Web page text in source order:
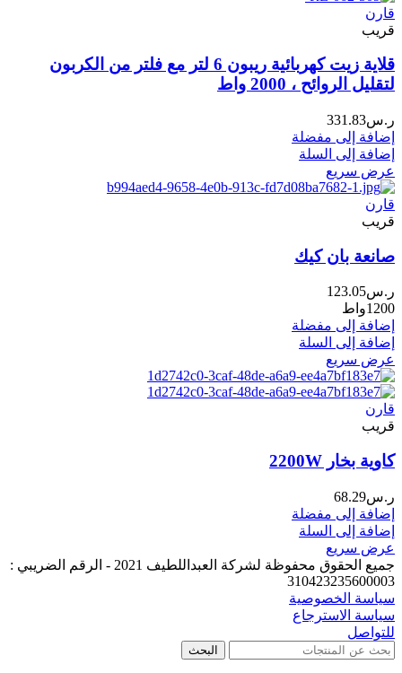
قارن
قريب
قلاية زيت كهربائية ريبون 6 لتر مع فلتر من الكربون
لتقليل الروائح ، 2000 واط
ر.س331.83
إضافة إلى مفضلة
إضافة إلى السلة
عرض سريع
قارن
قريب
صانعة بان كيك
ر.س123.05
1200واط
إضافة إلى مفضلة
إضافة إلى السلة
عرض سريع
قارن
قريب
كاوية بخار 2200W
ر.س68.29
إضافة إلى مفضلة
إضافة إلى السلة
عرض سريع
جميع الحقوق محفوظة لشركة العبداللطيف 2021 - الرقم الضريبي :
310423235600003
سياسة الخصوصية
سياسة الاسترجاع
للتواصل
البحث